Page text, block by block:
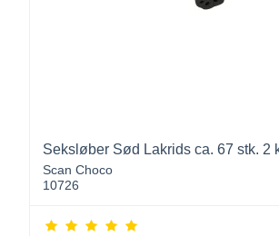
Seksløber Sød Lakrids ca. 67 stk. 2
Scan Choco
10726